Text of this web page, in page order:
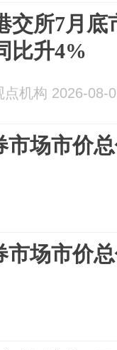
交所7月底
比升4%
点机构 2026-08-
场市价
场市价